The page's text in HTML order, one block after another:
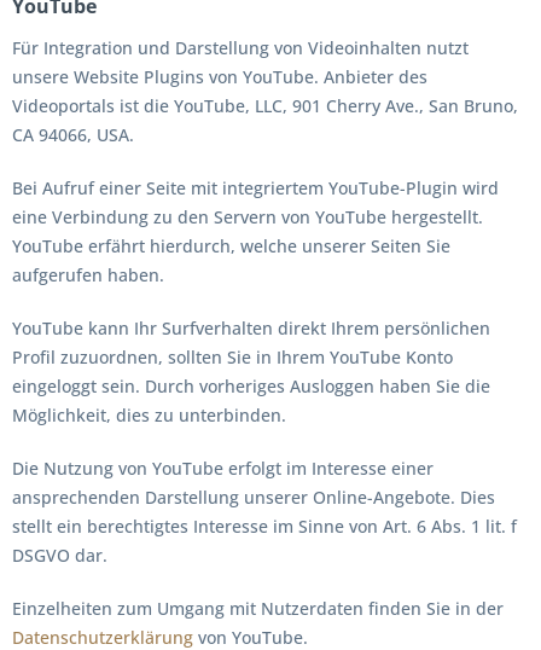
YouTube
Für Integration und Darstellung von Videoinhalten nutzt
unsere Website Plugins von YouTube. Anbieter des
Videoportals ist die YouTube, LLC, 901 Cherry Ave., San Bruno,
CA 94066, USA.
Bei Aufruf einer Seite mit integriertem YouTube-Plugin wird
eine Verbindung zu den Servern von YouTube hergestellt.
YouTube erfährt hierdurch, welche unserer Seiten Sie
aufgerufen haben.
YouTube kann Ihr Surfverhalten direkt Ihrem persönlichen
Profil zuzuordnen, sollten Sie in Ihrem YouTube Konto
eingeloggt sein. Durch vorheriges Ausloggen haben Sie die
Möglichkeit, dies zu unterbinden.
Die Nutzung von YouTube erfolgt im Interesse einer
ansprechenden Darstellung unserer Online-Angebote. Dies
stellt ein berechtigtes Interesse im Sinne von Art. 6 Abs. 1 lit. f
DSGVO dar.
Einzelheiten zum Umgang mit Nutzerdaten finden Sie in der
Datenschutzerklärung von YouTube.